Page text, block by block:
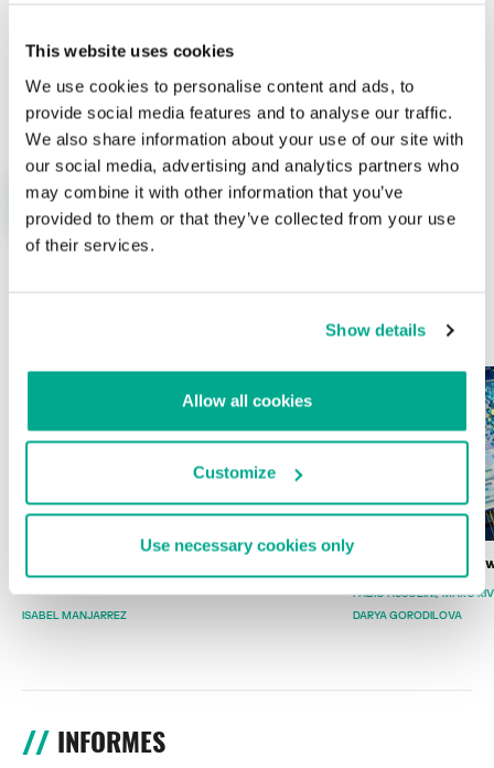
This website uses cookies
We use cookies to personalise content and ads, to
provide social media features and to analyse our traffic.
We also share information about your use of our site with
our social media, advertising and analytics partners who
may combine it with other information that you’ve
provided to them or that they’ve collected from your use
of their services.
Show details
Allow all cookies
Customize
Use necessary cookies only
Nombre* Correo electrónico*
ÚLTIMAS PUBLICACIONES
la Copa Mundial de Fútbol 2026
ISABEL MANJARREZ
Estado del
FABIO ASSOLINI MARC
DARYA GORODILOVA
INFORMES